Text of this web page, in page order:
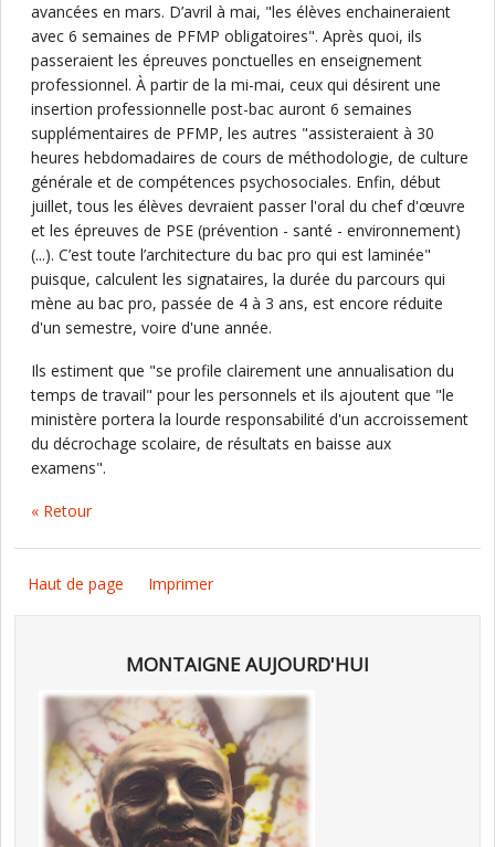
avancées en mars. D’avril à mai, "les élèves enchaineraient
avec 6 semaines de PFMP obligatoires". Après quoi, ils
passeraient les épreuves ponctuelles en enseignement
professionnel. À partir de la mi-mai, ceux qui désirent une
insertion professionnelle post-bac auront 6 semaines
supplémentaires de PFMP, les autres "assisteraient à 30
heures hebdomadaires de cours de méthodologie, de culture
générale et de compétences psychosociales. Enfin, début
juillet, tous les élèves devraient passer l'oral du chef d'œuvre
et les épreuves de PSE (prévention - santé - environnement)
(...). C’est toute l’architecture du bac pro qui est laminée"
puisque, calculent les signataires, la durée du parcours qui
mène au bac pro, passée de 4 à 3 ans, est encore réduite
d'un semestre, voire d'une année.
Ils estiment que "se profile clairement une annualisation du
temps de travail" pour les personnels et ils ajoutent que "le
ministère portera la lourde responsabilité d'un accroissement
du décrochage scolaire, de résultats en baisse aux
examens".
« Retour
Haut de page Imprimer
MONTAIGNE AUJOURD'HUI